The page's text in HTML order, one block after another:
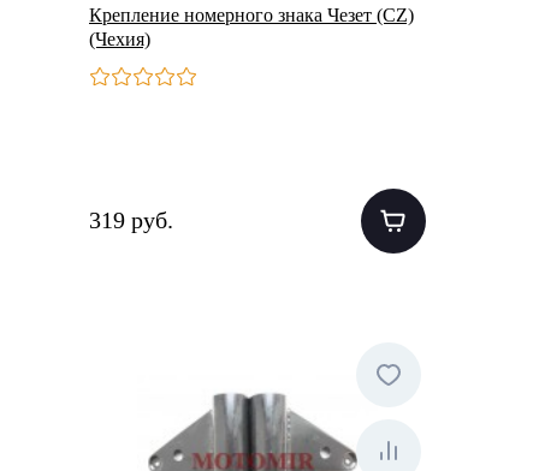
Крепление номерного знака Чезет (CZ)
(Чехия)
319 руб.